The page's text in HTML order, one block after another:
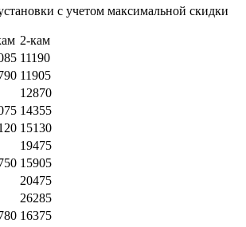
с учетом максимальной скидки
2-кам
11190
11905
12870
14355
15130
19475
15905
20475
26285
16375